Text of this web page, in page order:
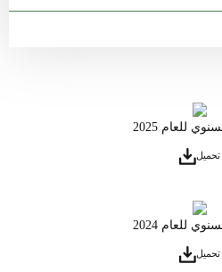
للعام 2025
تحميل
للعام 2024
تحميل